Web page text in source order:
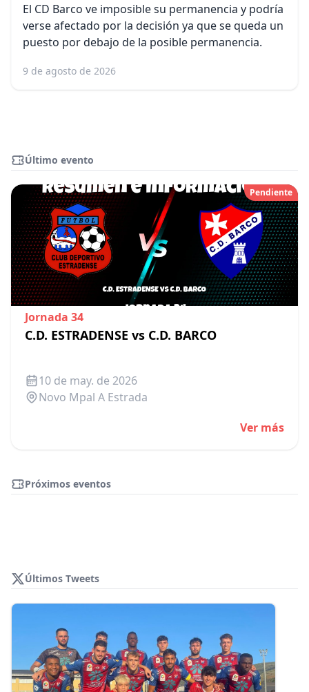
El CD Barco ve imposible su permanencia y podría
verse afectado por la decisión ya que se queda un
puesto por debajo de la posible permanencia.
9 de agosto de 2026
Último evento
Pendiente
Jornada 34
C.D. ESTRADENSE vs C.D. BARCO
10 de may. de 2026
Novo Mpal A Estrada
Ver más
Próximos eventos
Últimos Tweets